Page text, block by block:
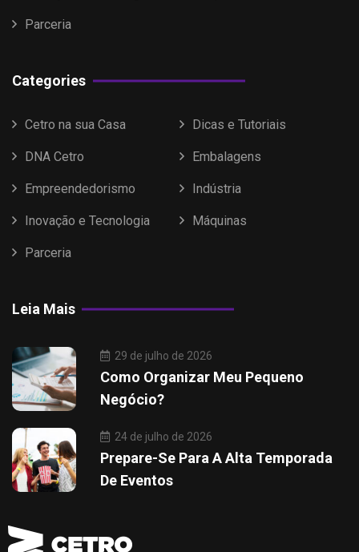
Parceria
Categories
Cetro na sua Casa Dicas e Tutoriais
DNA Cetro Embalagens
Empreendedorismo Indústria
Inovação e Tecnologia Máquinas
Parceria
Leia Mais
29 de julho de 2026
Como Organizar Meu Pequeno
Negócio?
24 de julho de 2026
Prepare-Se Para A Alta Temporada
De Eventos